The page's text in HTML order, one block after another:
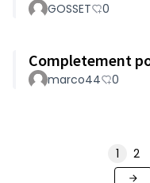
GOSSET 0
Completement
marco44 0
1 2